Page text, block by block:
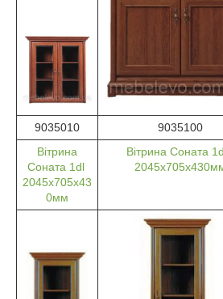
9035010 9035100
Вітрина
Соната 1dl
2045х705х43
0мм
Вітрина Соната